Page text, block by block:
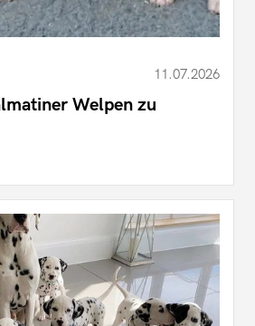
11.07.2026
Welpen zu